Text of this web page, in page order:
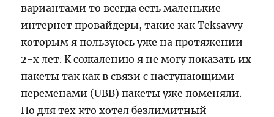
вариантами то всегда есть маленькие
интернет провайдеры, такие как Teksavvy
которым я пользуюсь уже на протяжении
2-х лет. К сожалению я не могу показать их
пакеты так как в связи с наступающими
переменами (UBB) пакеты уже поменяли.
Но для тех кто хотел безлимитный